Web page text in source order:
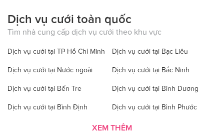
Dịch vụ cưới toàn quốc
Tìm nhà cung cấp dịch vụ cưới theo khu vực
Dịch vụ cưới tại TP Hồ Chí Minh Dịch vụ cưới tại Bạc Liêu
Dịch vụ cưới tại Nước ngoài Dịch vụ cưới tại Bắc Ninh
Dịch vụ cưới tại Bến Tre Dịch vụ cưới tại Bình Dương
Dịch vụ cưới tại Bình Định Dịch vụ cưới tại Bình Phước
Dịch vụ cưới tại Bình Thuận Dịch vụ cưới tại Cà Mau
XEM THÊM